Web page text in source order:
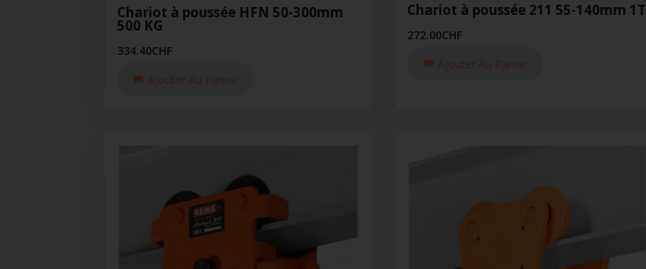
Chariot à poussée HFN 50-300mm
500 KG
334.40CHF
Ajouter Au Panier
Chariot à poussée 211 55-140mm 1T
272.00CHF
Ajouter Au Panier